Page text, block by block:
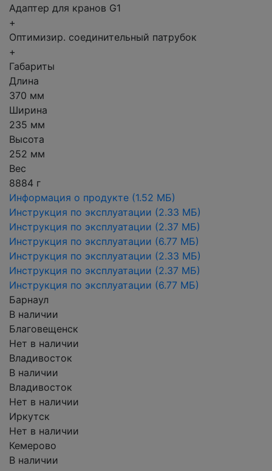
Адаптер для кранов G1
+
Оптимизир. соединительный патрубок
+
Габариты
Длина
370 мм
Ширина
235 мм
Высота
252 мм
Вес
8884 г
Информация о продукте (1.52 МБ)
Инструкция по эксплуатации (2.33 МБ)
Инструкция по эксплуатации (2.37 МБ)
Инструкция по эксплуатации (6.77 МБ)
Инструкция по эксплуатации (2.33 МБ)
Инструкция по эксплуатации (2.37 МБ)
Инструкция по эксплуатации (6.77 МБ)
Барнаул
В наличии
Благовещенск
Нет в наличии
Владивосток
В наличии
Владивосток
Нет в наличии
Иркутск
Нет в наличии
Кемерово
В наличии